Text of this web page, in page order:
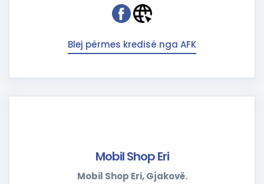
Blej përmes kredisë nga AFK
Mobil Shop Eri
Mobil Shop Eri, Gjakovë.